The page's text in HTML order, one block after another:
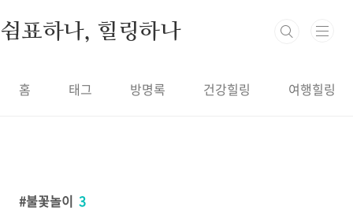
쉼표하나, 힐링하나
홈 태그 방명록 건강힐링 여행힐링
불꽃놀이 3